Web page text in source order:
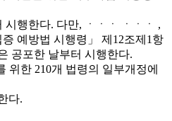
시행한다. 다만, ㆍㆍㆍ ㆍㆍㆍ ,
예방법 시행령」 제12조제1항
공포한 날부터 시행한다.
위한 210개 법령의 일부개정에
다.